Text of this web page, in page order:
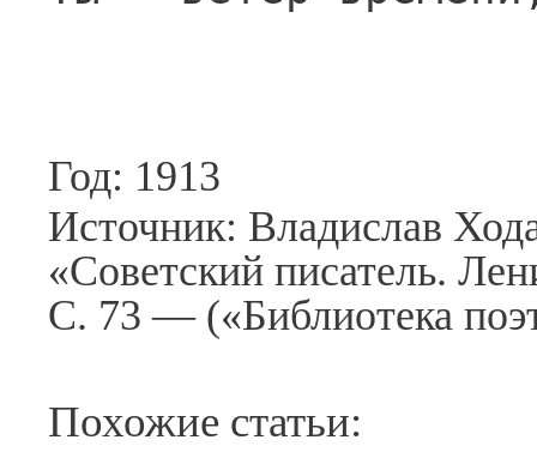
Год: 1913
Источник: Владислав
«Советский писатель.
С. 73 — («Библиотека
Похожие статьи: